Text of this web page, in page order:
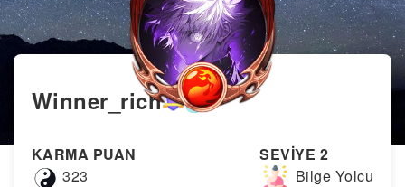
Winner_rich
KARMA PUAN
323
SEVİYE 2
Bilge Yolcu